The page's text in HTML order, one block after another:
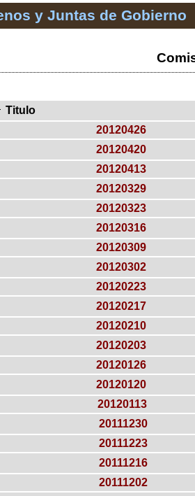
y Juntas de Gobierno
Titulo
20120426
20120420
20120413
20120329
20120323
20120316
20120309
20120302
20120223
20120217
20120210
20120203
20120126
20120120
20120113
20111230
20111223
20111216
20111202